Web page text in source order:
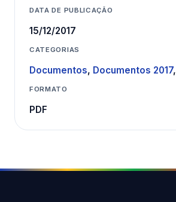
DATA DE PUBLICAÇÃO
15/12/2017
CATEGORIAS
Documentos, Documentos 2017,
FORMATO
PDF